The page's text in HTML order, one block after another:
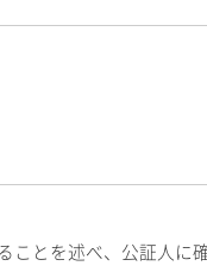
とを述べ、公証人に